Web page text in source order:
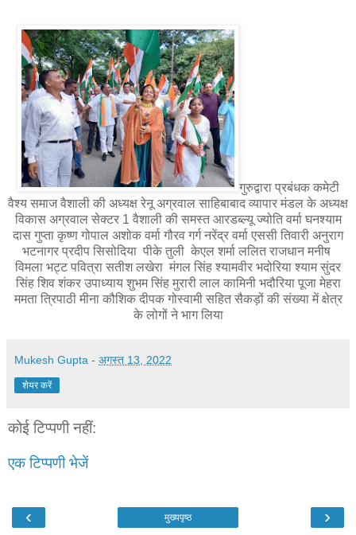
गुरुद्वारा प्रबंधक कमेटी
वैश्य समाज वैशाली की अध्यक्ष रेनू अग्रवाल साहिबाबाद व्यापार मंडल के अध्यक्ष
विकास अग्रवाल सेक्टर 1 वैशाली की समस्त आरडब्ल्यू ज्योति वर्मा घनश्याम
दास गुप्ता कृष्ण गोपाल अशोक वर्मा गौरव गर्ग नरेंद्र वर्मा एससी तिवारी अनुराग
भटनागर प्रदीप सिसोदिया पीके तुली केएल शर्मा ललित राजधान मनीष
विमला भट्ट पवित्रा सतीश लखेरा मंगल सिंह श्यामवीर भदोरिया श्याम सुंदर
सिंह शिव शंकर उपाध्याय शुभम सिंह मुरारी लाल कामिनी भदौरिया पूजा मेहरा
ममता त्रिपाठी मीना कौशिक दीपक गोस्वामी सहित सैकड़ों की संख्या में क्षेत्र
के लोगों ने भाग लिया
Mukesh Gupta - अगस्त 13, 2022
शेयर करें
कोई टिप्पणी नहीं:
एक टिप्पणी भेजें
‹ ›
मुख्यपृष्ठ